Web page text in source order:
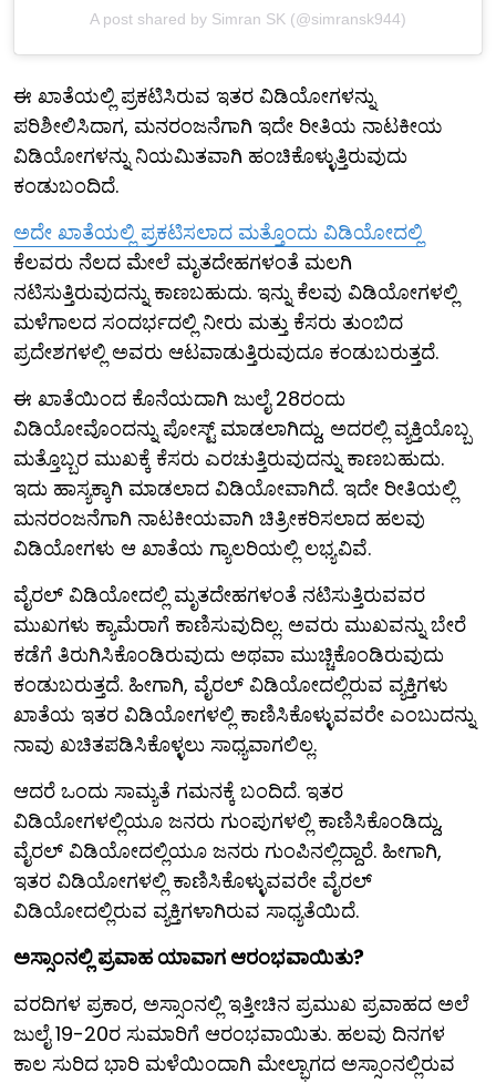
A post shared by Simran SK (@simransk944)
ಈ ಖಾತೆಯಲ್ಲಿ ಪ್ರಕಟಿಸಿರುವ ಇತರ ವಿಡಿಯೋಗಳನ್ನು
ಪರಿಶೀಲಿಸಿದಾಗ, ಮನರಂಜನೆಗಾಗಿ ಇದೇ ರೀತಿಯ ನಾಟಕೀಯ
ವಿಡಿಯೋಗಳನ್ನು ನಿಯಮಿತವಾಗಿ ಹಂಚಿಕೊಳ್ಳುತ್ತಿರುವುದು
ಕಂಡುಬಂದಿದೆ.
ಅದೇ ಖಾತೆಯಲ್ಲಿ ಪ್ರಕಟಿಸಲಾದ ಮತ್ತೊಂದು ವಿಡಿಯೋದಲ್ಲಿ
ಕೆಲವರು ನೆಲದ ಮೇಲೆ ಮೃತದೇಹಗಳಂತೆ ಮಲಗಿ
ನಟಿಸುತ್ತಿರುವುದನ್ನು ಕಾಣಬಹುದು. ಇನ್ನು ಕೆಲವು ವಿಡಿಯೋಗಳಲ್ಲಿ
ಮಳೆಗಾಲದ ಸಂದರ್ಭದಲ್ಲಿ ನೀರು ಮತ್ತು ಕೆಸರು ತುಂಬಿದ
ಪ್ರದೇಶಗಳಲ್ಲಿ ಅವರು ಆಟವಾಡುತ್ತಿರುವುದೂ ಕಂಡುಬರುತ್ತದೆ.
ಈ ಖಾತೆಯಿಂದ ಕೊನೆಯದಾಗಿ ಜುಲೈ 28ರಂದು
ವಿಡಿಯೋವೊಂದನ್ನು ಪೋಸ್ಟ್ ಮಾಡಲಾಗಿದ್ದು, ಅದರಲ್ಲಿ ವ್ಯಕ್ತಿಯೊಬ್ಬ
ಮತ್ತೊಬ್ಬರ ಮುಖಕ್ಕೆ ಕೆಸರು ಎರಚುತ್ತಿರುವುದನ್ನು ಕಾಣಬಹುದು.
ಇದು ಹಾಸ್ಯಕ್ಕಾಗಿ ಮಾಡಲಾದ ವಿಡಿಯೋವಾಗಿದೆ. ಇದೇ ರೀತಿಯಲ್ಲಿ
ಮನರಂಜನೆಗಾಗಿ ನಾಟಕೀಯವಾಗಿ ಚಿತ್ರೀಕರಿಸಲಾದ ಹಲವು
ವಿಡಿಯೋಗಳು ಆ ಖಾತೆಯ ಗ್ಯಾಲರಿಯಲ್ಲಿ ಲಭ್ಯವಿವೆ.
ವೈರಲ್ ವಿಡಿಯೋದಲ್ಲಿ ಮೃತದೇಹಗಳಂತೆ ನಟಿಸುತ್ತಿರುವವರ
ಮುಖಗಳು ಕ್ಯಾಮೆರಾಗೆ ಕಾಣಿಸುವುದಿಲ್ಲ. ಅವರು ಮುಖವನ್ನು ಬೇರೆ
ಕಡೆಗೆ ತಿರುಗಿಸಿಕೊಂಡಿರುವುದು ಅಥವಾ ಮುಚ್ಚಿಕೊಂಡಿರುವುದು
ಕಂಡುಬರುತ್ತದೆ. ಹೀಗಾಗಿ, ವೈರಲ್ ವಿಡಿಯೋದಲ್ಲಿರುವ ವ್ಯಕ್ತಿಗಳು
ಖಾತೆಯ ಇತರ ವಿಡಿಯೋಗಳಲ್ಲಿ ಕಾಣಿಸಿಕೊಳ್ಳುವವರೇ ಎಂಬುದನ್ನು
ನಾವು ಖಚಿತಪಡಿಸಿಕೊಳ್ಳಲು ಸಾಧ್ಯವಾಗಲಿಲ್ಲ.
ಆದರೆ ಒಂದು ಸಾಮ್ಯತೆ ಗಮನಕ್ಕೆ ಬಂದಿದೆ. ಇತರ
ವಿಡಿಯೋಗಳಲ್ಲಿಯೂ ಜನರು ಗುಂಪುಗಳಲ್ಲಿ ಕಾಣಿಸಿಕೊಂಡಿದ್ದು,
ವೈರಲ್ ವಿಡಿಯೋದಲ್ಲಿಯೂ ಜನರು ಗುಂಪಿನಲ್ಲಿದ್ದಾರೆ. ಹೀಗಾಗಿ,
ಇತರ ವಿಡಿಯೋಗಳಲ್ಲಿ ಕಾಣಿಸಿಕೊಳ್ಳುವವರೇ ವೈರಲ್
ವಿಡಿಯೋದಲ್ಲಿರುವ ವ್ಯಕ್ತಿಗಳಾಗಿರುವ ಸಾಧ್ಯತೆಯಿದೆ.
ಅಸ್ಸಾಂನಲ್ಲಿ ಪ್ರವಾಹ ಯಾವಾಗ ಆರಂಭವಾಯಿತು?
ವರದಿಗಳ ಪ್ರಕಾರ, ಅಸ್ಸಾಂನಲ್ಲಿ ಇತ್ತೀಚಿನ ಪ್ರಮುಖ ಪ್ರವಾಹದ ಅಲೆ
ಜುಲೈ 19-20ರ ಸುಮಾರಿಗೆ ಆರಂಭವಾಯಿತು. ಹಲವು ದಿನಗಳ
ಕಾಲ ಸುರಿದ ಭಾರಿ ಮಳೆಯಿಂದಾಗಿ ಮೇಲ್ಭಾಗದ ಅಸ್ಸಾಂನಲ್ಲಿರುವ